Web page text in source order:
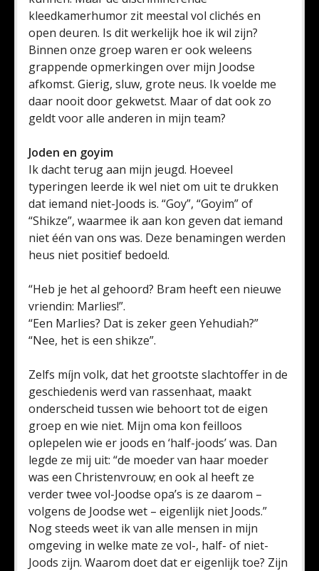
kleedkamerhumor zit meestal vol clichés en
open deuren. Is dit werkelijk hoe ik wil zijn?
Binnen onze groep waren er ook weleens
grappende opmerkingen over mijn Joodse
afkomst. Gierig, sluw, grote neus. Ik voelde me
daar nooit door gekwetst. Maar of dat ook zo
geldt voor alle anderen in mijn team?
Joden en goyim
Ik dacht terug aan mijn jeugd. Hoeveel
typeringen leerde ik wel niet om uit te drukken
dat iemand niet-Joods is. “Goy”, “Goyim” of
“Shikze”, waarmee ik aan kon geven dat iemand
niet één van ons was. Deze benamingen werden
heus niet positief bedoeld.
“Heb je het al gehoord? Bram heeft een nieuwe
vriendin: Marlies!”.
“Een Marlies? Dat is zeker geen Yehudiah?”
“Nee, het is een shikze”.
Zelfs míjn volk, dat het grootste slachtoffer in de
geschiedenis werd van rassenhaat, maakt
onderscheid tussen wie behoort tot de eigen
groep en wie niet. Mijn oma kon feilloos
oplepelen wie er joods en ‘half-joods’ was. Dan
legde ze mij uit: “de moeder van haar moeder
was een Christenvrouw; en ook al heeft ze
verder twee vol-Joodse opa’s is ze daarom –
volgens de Joodse wet – eigenlijk niet Joods.”
Nog steeds weet ik van alle mensen in mijn
omgeving in welke mate ze vol-, half- of niet-
Joods zijn. Waarom doet dat er eigenlijk toe? Zijn